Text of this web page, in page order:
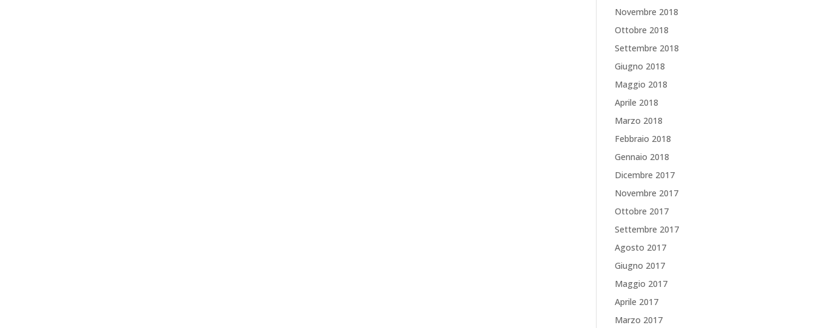
Novembre 2018
Ottobre 2018
Settembre 2018
Giugno 2018
Maggio 2018
Aprile 2018
Marzo 2018
Febbraio 2018
Gennaio 2018
Dicembre 2017
Novembre 2017
Ottobre 2017
Settembre 2017
Agosto 2017
Giugno 2017
Maggio 2017
Aprile 2017
Marzo 2017